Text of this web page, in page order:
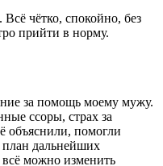
чётко, спокойно, без
прийти в норму.
за помощь моему мужу.
ссоры, страх за
объяснили, помогли
план дальнейших
можно изменить